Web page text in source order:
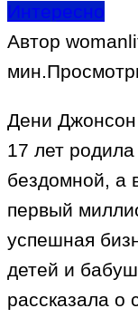
Интересно
Автор
мин.
Дени
17 лет
бездомной, а
первый
успешная
детей и
рассказала о